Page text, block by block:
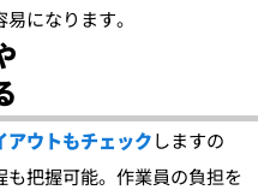
になります。
アウトもチェックしますの
把握可能。 作業員の負担を